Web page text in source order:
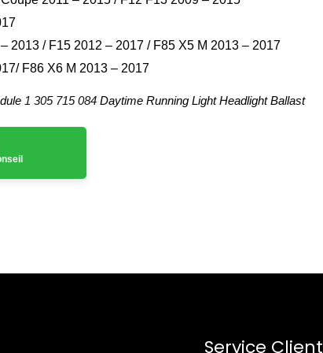
2013 / F15 2012 – 2017 / F85 X5 M 2013 – 2017
F86 X6 M 2013 – 2017
1 305 715 084 Daytime Running Light Headlight Ballast
Service Client